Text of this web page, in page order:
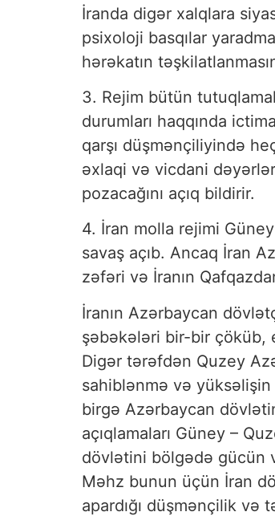
İranda digər xalqlara
psixoloji basqılar
hərəkatın
3. Rejim bütün
durumları haqqında
qarşı düşmənçiliyində
əxlaqi və vicdani
pozacağını açıq bildirir.
4. İran molla rejimi
savaş açıb. Ancaq İran
zəfəri və İranın
İranın Azərbaycan
şəbəkələri bir-bir çöküb,
Digər tərəfdən Quzey
sahiblənmə və
birgə Azərbaycan
açıqlamaları Güney –
dövlətini bölgədə gücün
Məhz bunun üçün İran
apardığı düşmənçilik